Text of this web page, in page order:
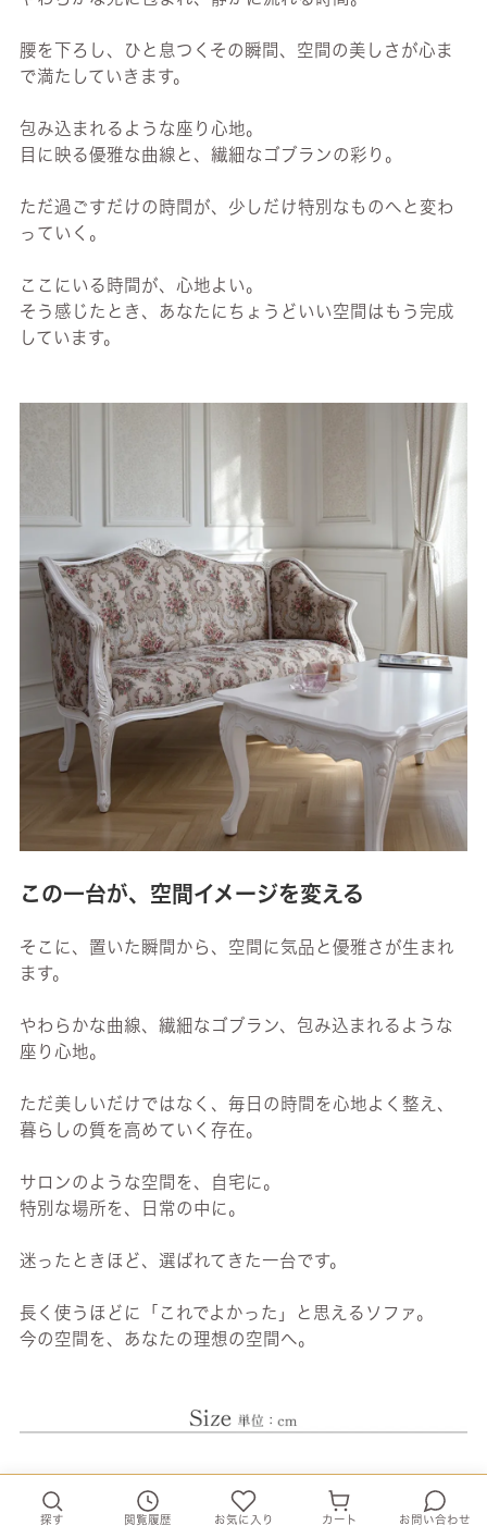
腰を下ろし、ひと息つくその瞬間、空間の美しさが心ま
で満たしていきます。
包み込まれるような座り心地。
目に映る優雅な曲線と、繊細なゴブランの彩り。
ただ過ごすだけの時間が、少しだけ特別なものへと変わ
っていく。
ここにいる時間が、心地よい。
そう感じたとき、あなたにちょうどいい空間はもう完成
しています。
この一台が、空間イメージを変える
そこに、置いた瞬間から、空間に気品と優雅さが生まれ
ます。
やわらかな曲線、繊細なゴブラン、包み込まれるような
座り心地。
ただ美しいだけではなく、毎日の時間を心地よく整え、
暮らしの質を高めていく存在。
サロンのような空間を、自宅に。
特別な場所を、日常の中に。
迷ったときほど、選ばれてきた一台です。
長く使うほどに「これでよかった」と思えるソファ。
今の空間を、あなたの理想の空間へ。
探す 閲覧履歴 お気に入り カート お問い合わせ